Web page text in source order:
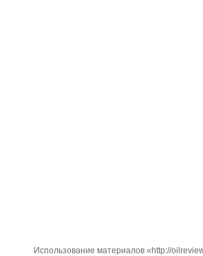
Использование материалов «http://